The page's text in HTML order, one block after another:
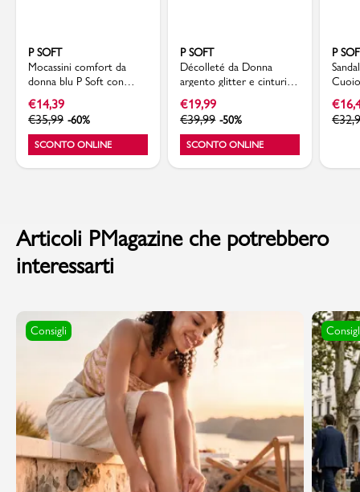
P SOFT
Mocassini comfort da
donna blu P Soft con
dettaglio strass
€14,39
€35,99 -60%
SCONTO ONLINE
P SOFT
Décolleté da Donna
argento glitter e cinturino
incrociato P Soft
€19,99
€39,99 -50%
SCONTO ONLINE
P
€
€
Articoli PMagazine che potrebbero
interessarti
Consigli